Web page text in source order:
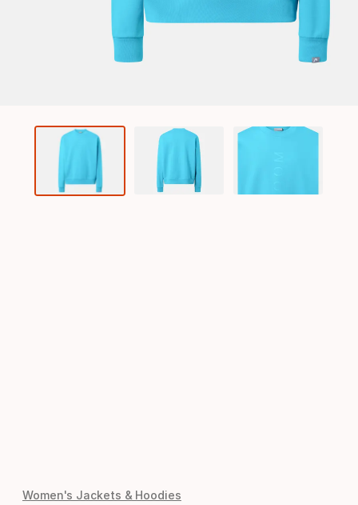
Women's Jackets & Hoodies